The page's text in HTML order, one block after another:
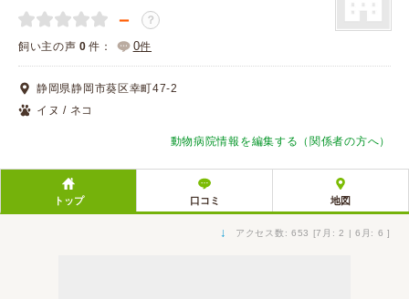
動物病院検索
口コミ検索
口コミ投稿
－ ？
飼い主の声 0 件： 0件
静岡県静岡市葵区幸町47-2
イヌ / ネコ
動物病院情報を編集する（関係者の方へ）
トップ 口コミ 地図
↓ アクセス数: 653 [7月: 2 | 6月: 6 ]